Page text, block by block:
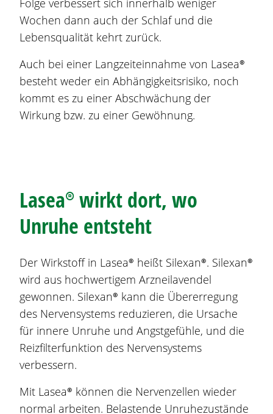
Folge verbessert sich innerhalb weniger
Wochen dann auch der Schlaf und die
Lebensqualität kehrt zurück.
Auch bei einer Langzeiteinnahme von Lasea®
besteht weder ein Abhängigkeitsrisiko, noch
kommt es zu einer Abschwächung der
Wirkung bzw. zu einer Gewöhnung.
Lasea®wirkt dort, wo
Unruhe entsteht
Der Wirkstoff in Lasea® heißt Silexan®. Silexan®
wird aus hochwertigem Arzneilavendel
gewonnen. Silexan® kann die Übererregung
des Nervensystems reduzieren, die Ursache
für innere Unruhe und Angstgefühle, und die
Reizfilterfunktion des Nervensystems
verbessern.
Mit Lasea® können die Nervenzellen wieder
normal arbeiten. Belastende Unruhezustände